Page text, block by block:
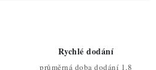
Rychlé dodání
průměrná doba dodání 1,8